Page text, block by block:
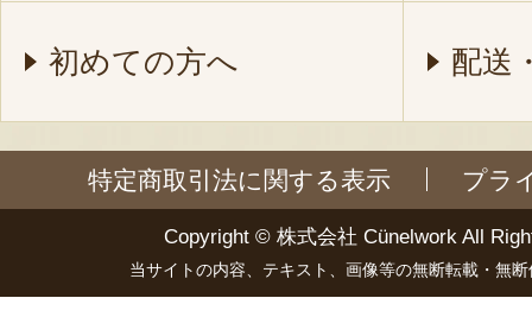
初めての方へ 配送
特定商取引法に関する表示 プラ
Copyright © 株式会社 Cünelwork All
当サイトの内容、テキスト、画像等の無断転載・無